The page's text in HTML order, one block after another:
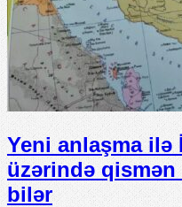
Yeni anlaşma ilə
üzərində qismən
bilər